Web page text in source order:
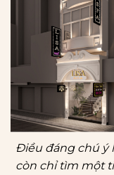
Điều đáng chú ý
còn chỉ tìm một